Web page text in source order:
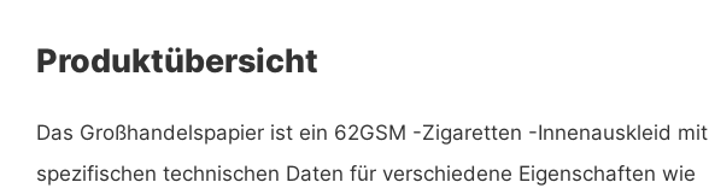
Produktübersicht
Das Großhandelspapier ist ein 62GSM -Zigaretten -Innenauskleid mit
spezifischen technischen Daten für verschiedene Eigenschaften wie